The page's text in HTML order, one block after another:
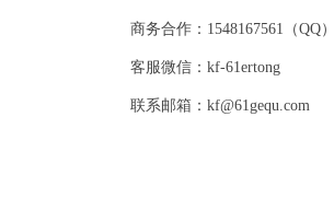
商务合作：1548167561（QQ）
客服微信：kf-61ertong
联系邮箱：kf@61gequ.com